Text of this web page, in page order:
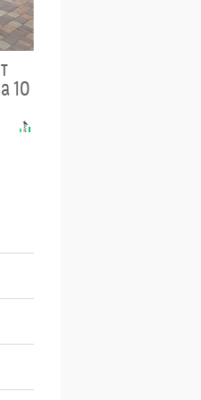
10